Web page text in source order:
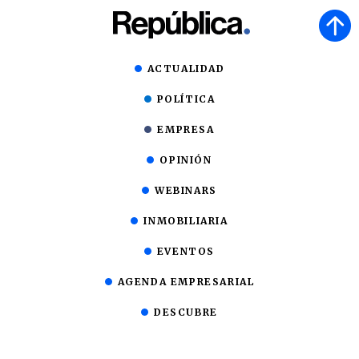
ACTUALIDAD
POLÍTICA
EMPRESA
OPINIÓN
WEBINARS
INMOBILIARIA
EVENTOS
AGENDA EMPRESARIAL
DESCUBRE